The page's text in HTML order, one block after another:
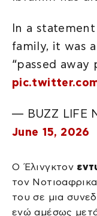
In a
family, it was
“passed away
— BUZZ LIFE
June 15, 2026
Ο Έλινγκτον
τον
του σε μια
ενώ αμέσως